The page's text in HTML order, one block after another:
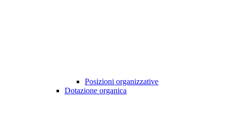
Posizioni organizzative
Dotazione organica